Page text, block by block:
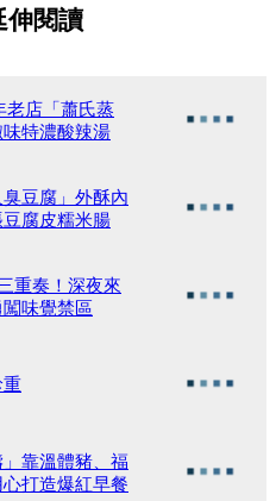
伸閱讀
老店「蕭氏蒸
特濃酸辣湯
豆腐」外酥內
腐皮糯米腸
重奏！深夜來
味覺禁區
靠溫體豬、福
打造爆紅早餐